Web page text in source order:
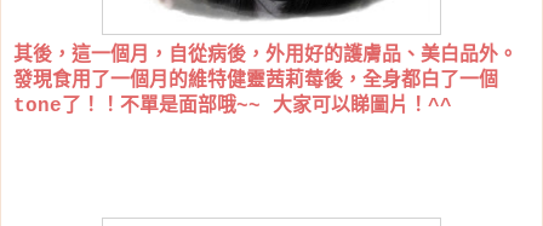
其後，這一個月，自從病後，外用好的護膚品、美白品外。
發現食用了一個月的維特健靈茜莉莓後，全身都白了一個
tone了！！不單是面部哦~~ 大家可以睇圖片！^^